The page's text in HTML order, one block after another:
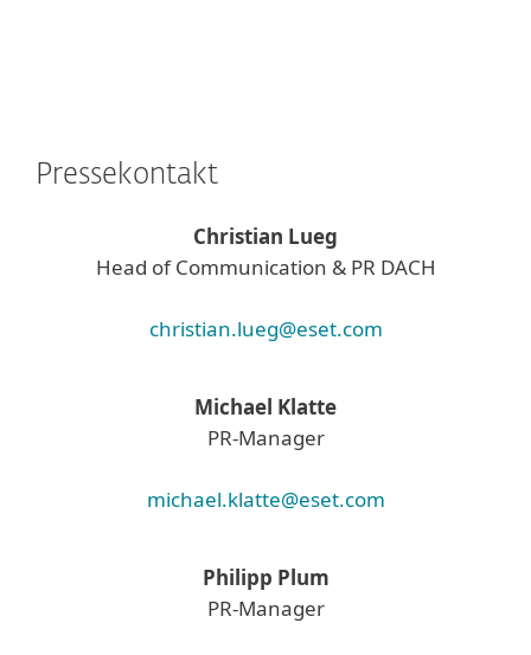
Pressekontakt
Christian Lueg
Head of Communication & PR DACH
christian.lueg@eset.com
Michael Klatte
PR-Manager
michael.klatte@eset.com
Philipp Plum
PR-Manager